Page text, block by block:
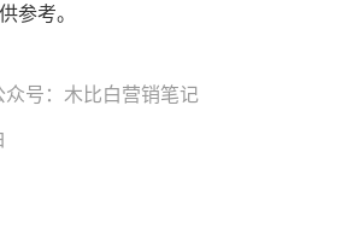
参考。
众号：木比白营销笔记